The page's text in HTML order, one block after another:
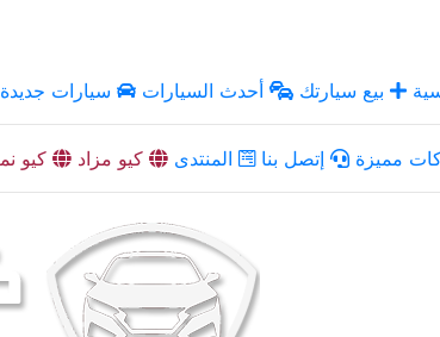
بيع سيارتك أحدث السيارات سيارات جديدة
مميزة إتصل بنا المنتدى كيو مزاد كيو